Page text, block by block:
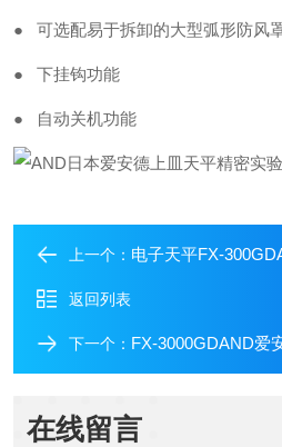
● 可选配易于拆卸的大型弧形防风罩
● 下挂钩功能
● 自动关机功能
上一个： 电子天平FX-300GDAND日本
返回列表
下一个： FX-3000GDAND爱安德上
在线留言